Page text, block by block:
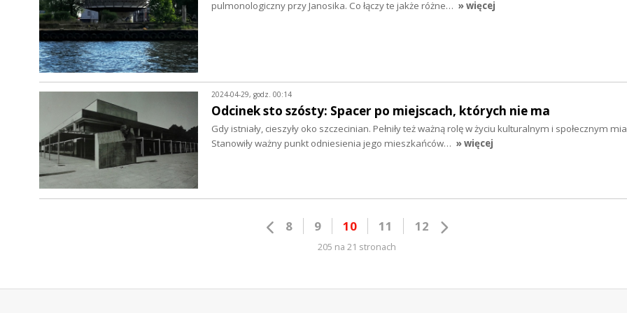
pulmonologiczny przy Janosika. Co łączy te jakże różne… » więcej
2024-04-29, godz. 00:14
Odcinek sto szósty: Spacer po miejscach, których nie ma
Gdy istniały, cieszyły oko szczecinian. Pełniły też ważną rolę w życiu kulturalnym i społecznym
Stanowiły ważny punkt odniesienia jego mieszkańców… » więcej
8 9 10 11 12
205 na 21 stronach